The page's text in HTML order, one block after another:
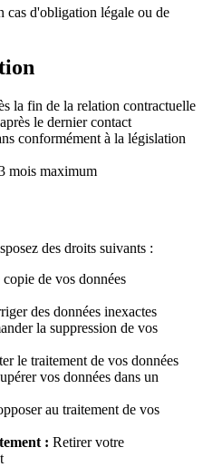
cas d'obligation légale ou de
la fin de la relation contractuelle
le dernier contact
conformément à la législation
mois maximum
des droits suivants :
de vos données
des données inexactes
la suppression de vos
le traitement de vos données
vos données dans un
au traitement de vos
: Retirer votre